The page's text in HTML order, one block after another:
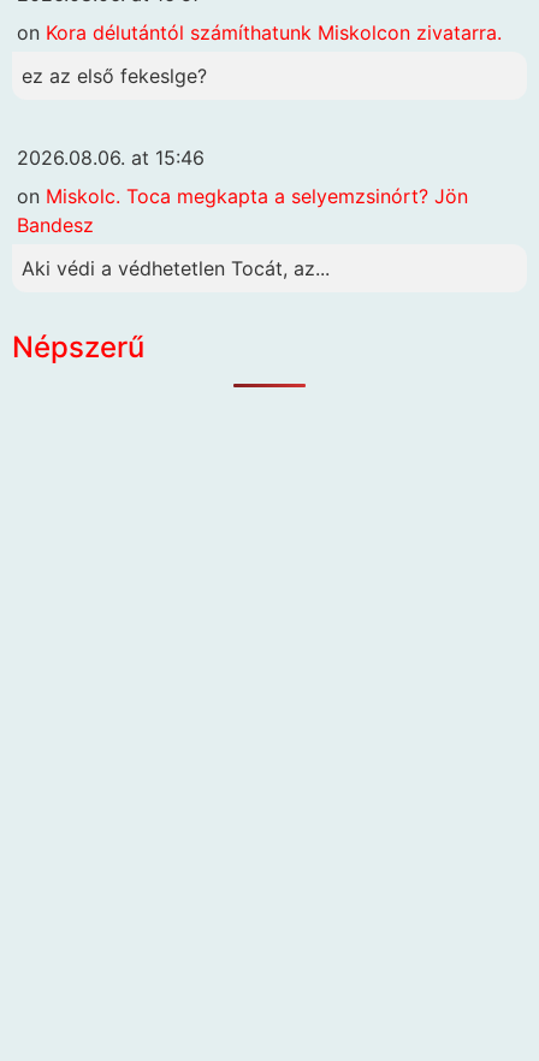
on Kora délutántól számíthatunk Miskolcon zivatarra.
ez az első fekeslge?
2026.08.06. at 15:46
on Miskolc. Toca megkapta a selyemzsinórt? Jön
Bandesz
Aki védi a védhetetlen Tocát, az...
Népszerű